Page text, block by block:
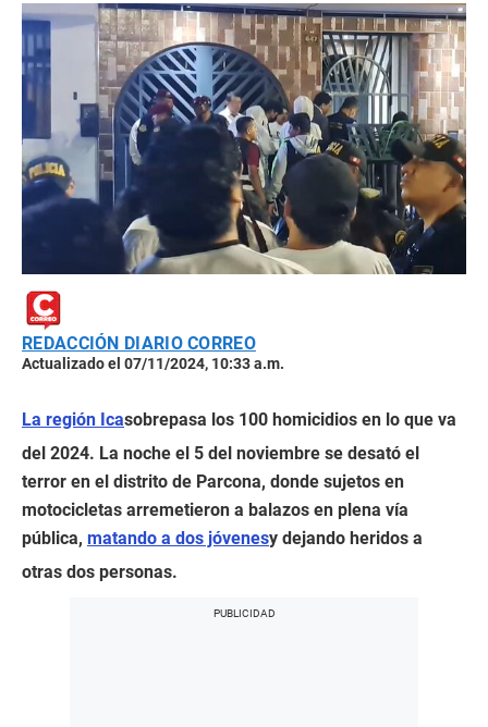
REDACCIÓN DIARIO CORREO
Actualizado el 07/11/2024, 10:33 a.m.
La región Icasobrepasa los 100 homicidios en lo que va
del 2024. La noche el 5 del noviembre se desató el
terror en el distrito de Parcona, donde sujetos en
motocicletas arremetieron a balazos en plena vía
pública, matando a dos jóvenesy dejando heridos a
otras dos personas.